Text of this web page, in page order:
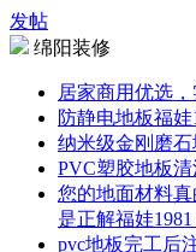
发帖
绵阳装修
居家商用优选
防静电地板福娃
纳米级金刚磨
PVC塑胶地板
您的地面材料
是正解福娃1981
pvc地板完工后